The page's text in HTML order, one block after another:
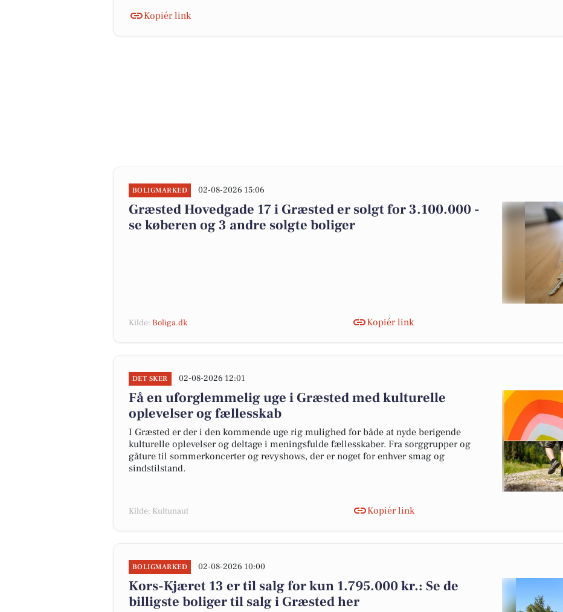
Kopiér link
BOLIGMARKED 02-08-2026 15:06
Græsted Hovedgade 17 i Græsted er solgt for 3.100.000 -
se køberen og 3 andre solgte boliger
Kilde: Boliga.dk Kopiér link
DET SKER 02-08-2026 12:01
Få en uforglemmelig uge i Græsted med kulturelle
oplevelser og fællesskab
I Græsted er der i den kommende uge rig mulighed for både at nyde berigende
kulturelle oplevelser og deltage i meningsfulde fællesskaber. Fra sorggrupper og
gåture til sommerkoncerter og revyshows, der er noget for enhver smag og
sindstilstand.
Kilde: Kultunaut Kopiér link
BOLIGMARKED 02-08-2026 10:00
Kors-Kjæret 13 er til salg for kun 1.795.000 kr.: Se de
billigste boliger til salg i Græsted her